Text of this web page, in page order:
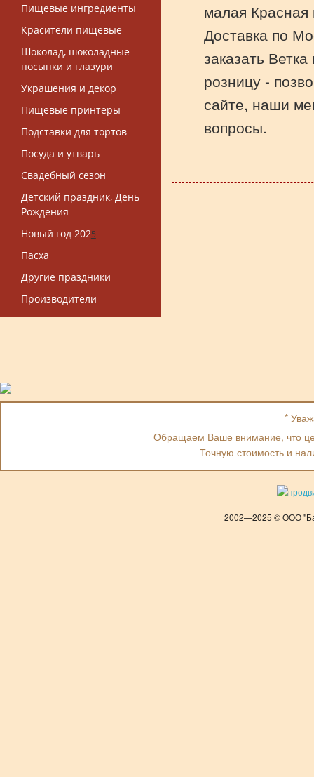
Пищевые ингредиенты
Красители пищевые
Шоколад, шоколадные
посыпки и глазури
Украшения и декор
Пищевые принтеры
Подставки для тортов
Посуда и утварь
Свадебный сезон
Детский праздник, День
Рождения
Новый год 2025
Пасха
Другие праздники
Производители
малая
Доставка по
заказать
розницу -
сайте, наши
вопросы.
*
Обращаем Ваше внимание, что
Точную стоимость и
2002—2025 © ООО